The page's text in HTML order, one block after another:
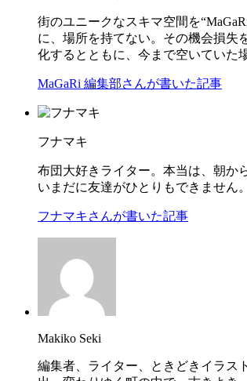
街のユニークなスキマ空間を
に、場所を持てない。その機会損失
化するとともに、今まで空いていた
MaGaRi 編集部さんが書いた記事
フナマキ
布団大好きライター。本当は、朝か
いまだに友達がひとりもできません
フナマキさんが書いた記事
Makiko Seki
編集者、ライター、ときどきイラス